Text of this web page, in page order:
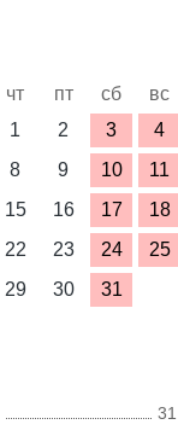
чт пт сб
вс
1
2 3
4
8 9 10
11
15 16 17
18
22 23 24
25
29 30 31
31